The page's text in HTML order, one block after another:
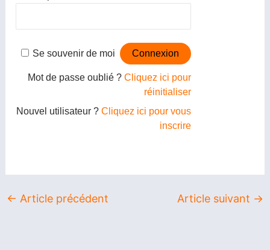
Se souvenir de moi
Mot de passe oublié ? Cliquez ici pour
réinitialiser
Nouvel utilisateur ? Cliquez ici pour vous
inscrire
← Article précédent Article suivant →